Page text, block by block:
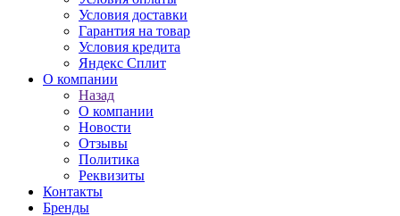
Условия доставки
Гарантия на товар
Условия кредита
Яндекс Сплит
О компании
Назад
О компании
Новости
Отзывы
Политика
Реквизиты
Контакты
Бренды